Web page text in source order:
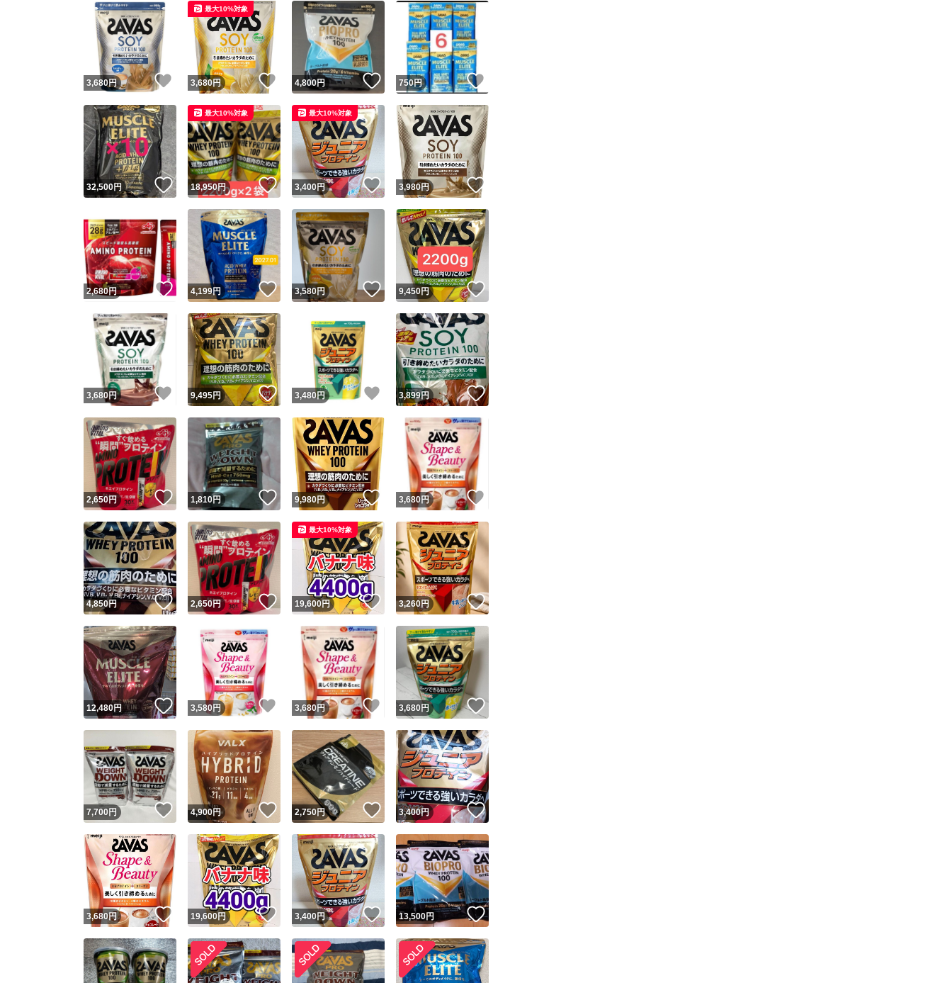
取引実績◯+ このユーザーはYahoo!フリマの取引を完了させた実績があります
他フリマ実績◯+ このユーザーは他フリマサービスでの取引実績があります
スピード&安心発送
※このバッジは実績に基づく表示であり、発送を保証しているものではありません
スピード＆安心発送
このユーザーは高頻度で24時間以内＆設定した発送日数内に発送してい
ます
スピード発送 このユーザーは高頻度で24時間以内に発送しています
安心発送 このユーザーは設定した発送日数内に発送しています
コピーは1商品につき1回です
出品ページへ
キャンセル
3,680円 いいね！
3,680円 いいね！
最大10%対象
4,800円 いいね！
750円
32,500円 いいね！
18,950円 いいね！
最大10%対象
3,400円 いいね！
最大10%対象
3,980円
2,680円 いいね！
4,199円 いいね！
3,580円 いいね！
9,450円 いいね！
3,680円 いいね！
9,495円 いいね！
3,480円 いいね！
3,899円 いいね！
2,650円 いいね！
1,810円 いいね！
9,980円 いいね！
3,680円
4,850円 いいね！
2,650円 いいね！
19,600円 いいね！
最大10%対象
3,260円 いいね！
12,480円 いいね！
3,580円 いいね！
3,680円 いいね！
3,680円 いいね！
7,700円 いいね！
4,900円 いいね！
2,750円 いいね！
3,400円 いいね！
3,680円 いいね！
19,600円 いいね！
3,400円 いいね！
13,500円 いいね！